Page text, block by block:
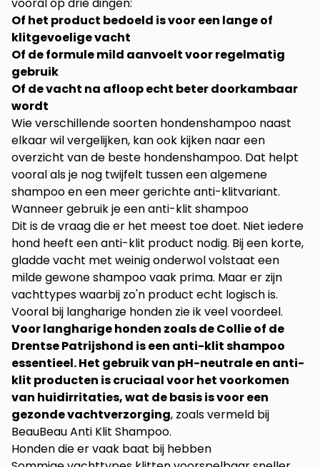
vooral op drie dingen:
Of het product bedoeld is voor een lange of
klitgevoelige vacht
Of de formule mild aanvoelt voor regelmatig
gebruik
Of de vacht na afloop echt beter doorkambaar
wordt
Wie verschillende soorten hondenshampoo naast
elkaar wil vergelijken, kan ook kijken naar een
overzicht vande beste hondenshampoo. Dat helpt
vooral als je nog twijfelt tussen een algemene
shampoo en een meer gerichte anti-klitvariant.
Wanneer gebruik je een anti-klit shampoo
Dit is de vraag die er het meest toe doet. Niet iedere
hond heeft een anti-klit product nodig. Bij een korte,
gladde vacht met weinig onderwol volstaat een
milde gewone shampoo vaak prima. Maar er zijn
vachttypes waarbij zo'n product echt logisch is.
Vooral bij langharige honden zie ik veel voordeel.
Voor langharige honden zoals de Collie of de
Drentse Patrijshond is een anti-klit shampoo
essentieel. Het gebruik van pH-neutrale en anti-
klit producten is cruciaal voor het voorkomen
van huidirritaties, wat de basis is voor een
gezonde vachtverzorging, zoals vermeld bij
BeauBeau Anti Klit Shampoo.
Honden die er vaak baat bij hebben